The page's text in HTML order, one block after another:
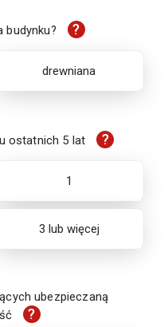
budynku? ?
drewniana
ostatnich 5 lat ?
1
3 lub więcej
ubezpieczaną
?